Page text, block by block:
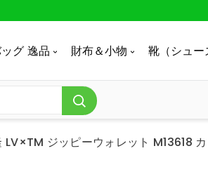
グ 逸品 財布＆小物 靴（シュー
ジッピーウォレット M13618